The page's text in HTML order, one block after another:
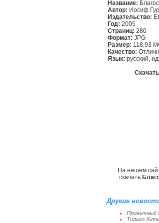
Название:
Автор: Иосиф
Издательство:
Год: 2005
Страниц: 280
Формат: JPG
Размер: 118,93
Качество:
Язык: русский,
На нашем
скачать
Другие
Привычный
Только